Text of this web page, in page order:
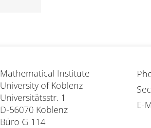
Mathematical Institute
University of Koblenz
Universitätsstr. 1
D-56070 Koblenz
Büro G 114
E-